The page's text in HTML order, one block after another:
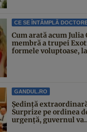
CE SE ÎNTÂMPLĂ
Cum arată acum Julia
membră a trupei
formele voluptoase,
GANDUL.RO
Şedinţă
Surprize pe ordinea
urgență, guvernul